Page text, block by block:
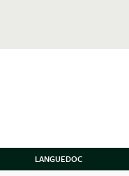
LANGUEDOC